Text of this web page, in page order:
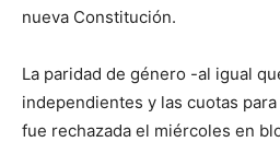
nueva Constitución.
La paridad de género -al igual
independientes y las cuotas
fue rechazada el miércoles en